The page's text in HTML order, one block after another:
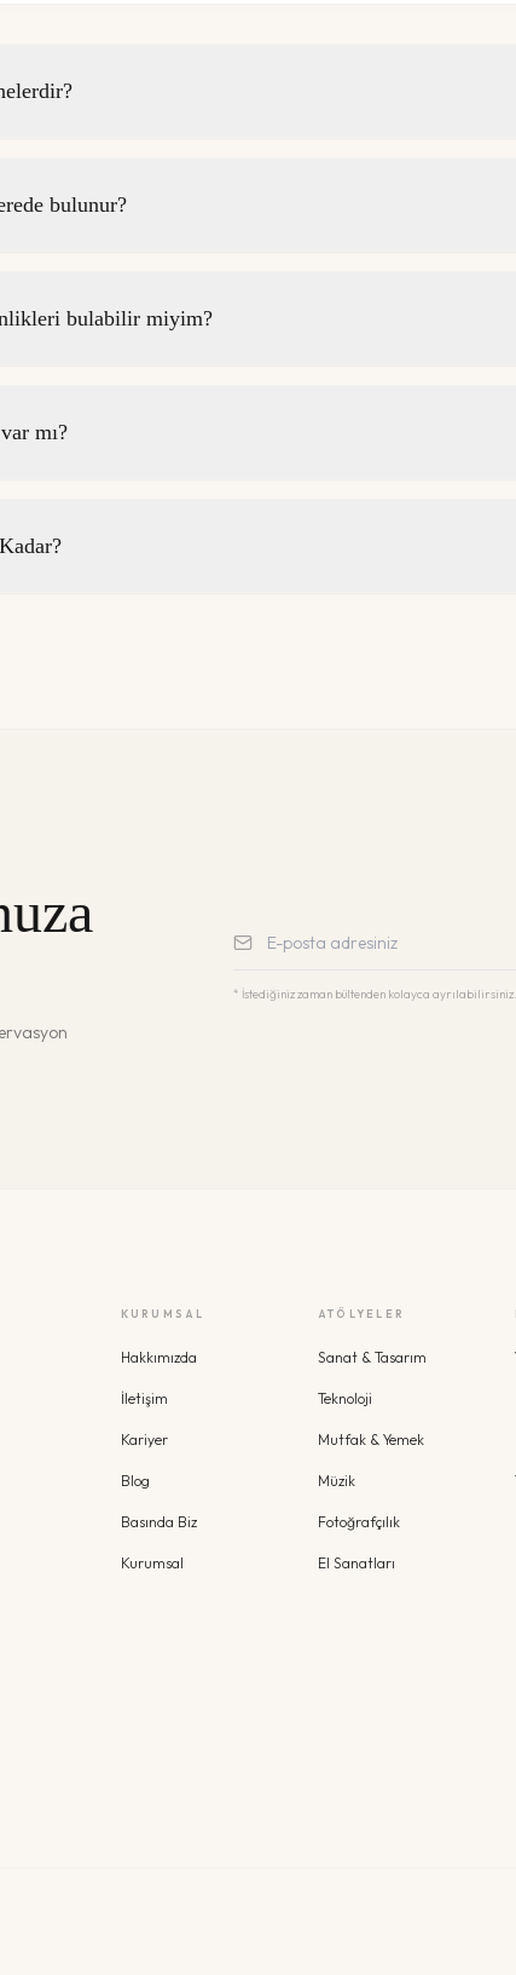
bulunur?
bulabilir miyim?
mı?
* İstediğiniz zaman bültenden kolayca ayrılabilirsiniz.
KURUMSAL
Hakkımızda
İletişim
Kariyer
Blog
Basında Biz
Kurumsal
ATÖLYELER
Sanat & Tasarım
Teknoloji
Mutfak & Yemek
Müzik
Fotoğrafçılık
El Sanatları